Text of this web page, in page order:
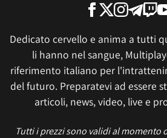
Dedicato cervello e anima a tutti
li hanno nel sangue,
riferimento italiano per
del futuro. Preparatevi ad essere
articoli, news, video, live e
Tutti i prezzi sono validi al momento